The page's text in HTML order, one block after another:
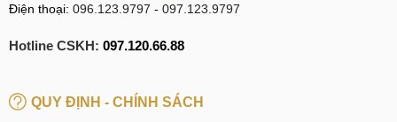
kính của Vivo V21e, dưới đây là một vài nguyên nhân chính:
hại mà không được bảo vệ bởi kính cường lực.
Điện thoại: 096.123.9797 - 097.123.9797
Hotline CSKH: 097.120.66.88
QUY ĐỊNH - CHÍNH SÁCH